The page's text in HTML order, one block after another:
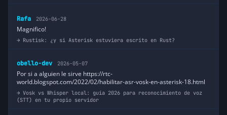
Rafa 2026-06-28
Magnifico!
Rustisk: ¿y si Asterisk estuviera escrito en Rust?
obello-dev 2026-05-07
Por si a alguien le sirve https://rtc-
world.blogspot.com/2022/02/habilitar-asr-vosk-en-asterisk-18.html
Vosk vs Whisper local: guía 2026 para reconocimiento de voz
(STT) en tu propio servidor